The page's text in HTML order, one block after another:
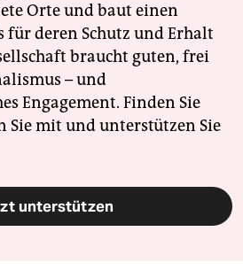
Orte und baut einen
für deren Schutz und Erhalt
braucht guten, frei
– und
Engagement. Finden Sie
Sie mit und unterstützen Sie
unterstützen